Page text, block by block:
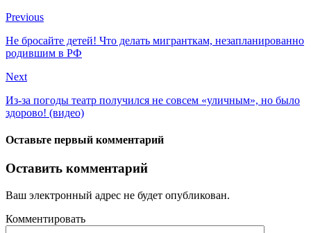
Previous
Не бросайте детей! Что делать мигранткам, незапланированно
родившим в РФ
Next
Из-за погоды театр получился не совсем «уличным», но было
здорово! (видео)
Оставьте первый комментарий
Оставить комментарий
Ваш электронный адрес не будет опубликован.
Комментировать